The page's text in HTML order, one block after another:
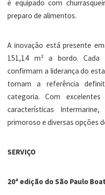
é equipado com
preparo de alimentos.
A inovação está presente
151,14 m² a bordo. Cada
confirmam a liderança do
tornam a referência
categoria. Com excelentes
características
primoroso e diversas opções
SERVIÇO
20ª edição do São Paulo